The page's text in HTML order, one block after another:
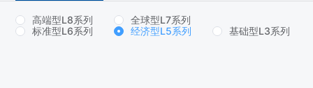
高端型L8系列
全球型L7系列
标准型L6系列
经济型L5系列 基础型L3系列